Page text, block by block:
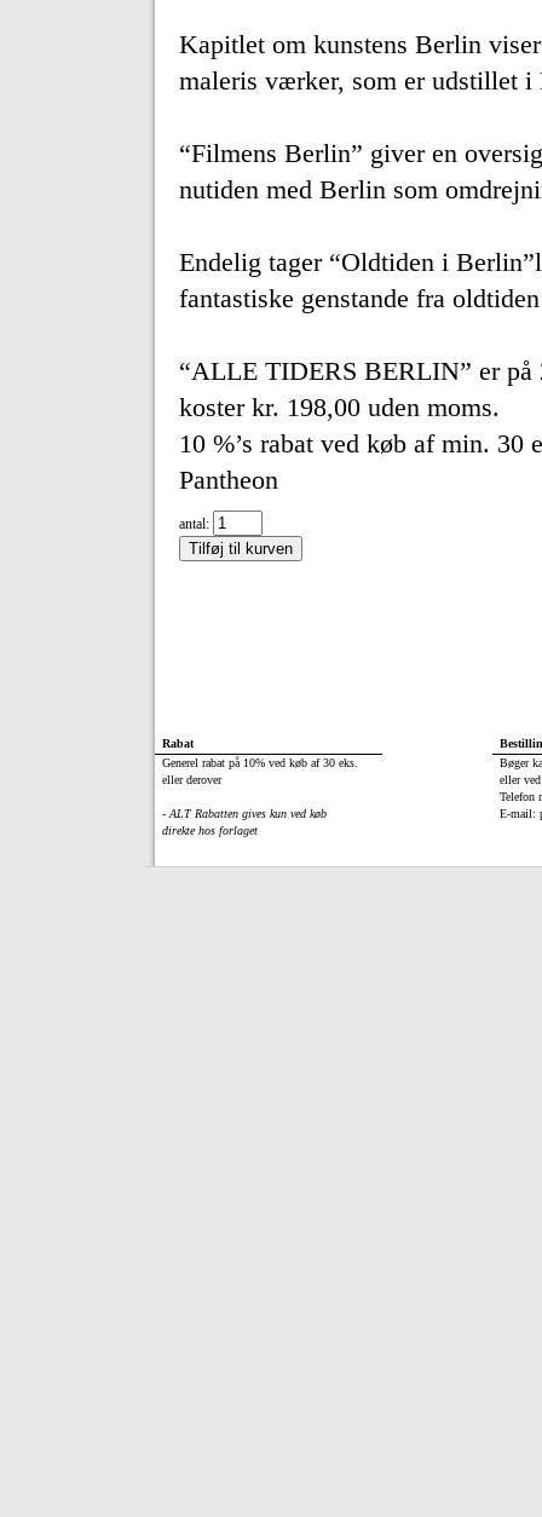
Kapitlet om kunstens Berlin
maleris værker, som er udstillet i
“Filmens Berlin” giver en
nutiden med Berlin som
Endelig tager “Oldtiden i
fantastiske genstande fra
“ALLE TIDERS BERLIN” er på
koster kr. 198,00 uden moms.
10 %’s rabat ved køb af min.
Pantheon
antal:
Rabat
Generel rabat på 10% ved køb af 30 eks.
eller derover
- ALT Rabatten gives kun ved køb
direkte hos forlaget
Bøger
eller
Telefon
E-mail: